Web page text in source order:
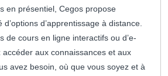
en présentiel, Cegos propose
d’apprentissage à distance.
de cours en ligne interactifs ou d’e-
aux connaissances et aux
avez besoin, où que vous soyez et à